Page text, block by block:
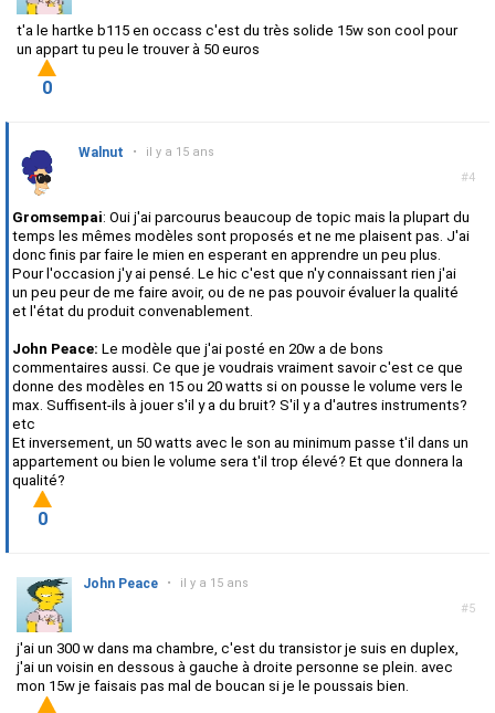
t'a le hartke b115 en occass c'est du très solide 15w son cool pour
un appart tu peu le trouver à 50 euros
0
#4
Walnut • il y a 15 ans
Gromsempai: Oui j'ai parcourus beaucoup de topic mais la plupart du
temps les mêmes modèles sont proposés et ne me plaisent pas. J'ai
donc finis par faire le mien en esperant en apprendre un peu plus.
Pour l'occasion j'y ai pensé. Le hic c'est que n'y connaissant rien j'ai
un peu peur de me faire avoir, ou de ne pas pouvoir évaluer la qualité
et l'état du produit convenablement.
John Peace: Le modèle que j'ai posté en 20w a de bons
commentaires aussi. Ce que je voudrais vraiment savoir c'est ce que
donne des modèles en 15 ou 20 watts si on pousse le volume vers le
max. Suffisent-ils à jouer s'il y a du bruit? S'il y a d'autres instruments?
etc
Et inversement, un 50 watts avec le son au minimum passe t'il dans un
appartement ou bien le volume sera t'il trop élevé? Et que donnera la
qualité?
0
#5
John Peace • il y a 15 ans
j'ai un 300 w dans ma chambre, c'est du transistor je suis en duplex,
j'ai un voisin en dessous à gauche à droite personne se plein. avec
mon 15w je faisais pas mal de boucan si je le poussais bien.